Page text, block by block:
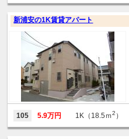
新浦安の1K賃貸アパート
105 5.9万円 1K（18.5ｍ2 ）